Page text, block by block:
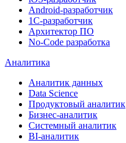
Android-разработчик
1С-разработчик
Архитектор ПО
No-Code разработка
Аналитика
Аналитик данных
Data Science
Продуктовый аналитик
Бизнес-аналитик
Системный аналитик
BI-аналитик